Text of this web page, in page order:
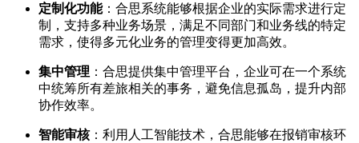
定制化功能：合思系统能够根据企业的实际需求进行定
制，支持多种业务场景，满足不同部门和业务线的特定
需求，使得多元化业务的管理变得更加高效。
集中管理 ：合思提供集中管理平台，企业可在一个系统
中统筹所有差旅相关的事务，避免信息孤岛，提升内部
协作效率。
智能审核：利用人工智能技术，合思能够在报销审核环